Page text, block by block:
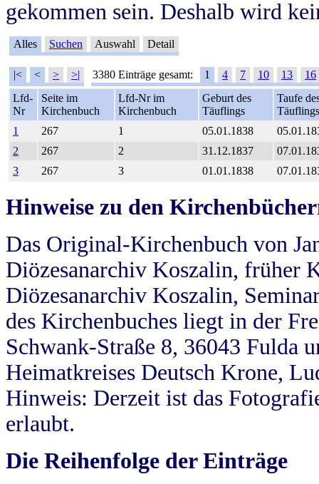
gekommen sein. Deshalb wird
Alles Suchen Auswahl Detail
|< < > >| 3380 Einträge gesamt: 1 4 7 10 13
16
Lfd-
Nr
Seite im
Kirchenbuch
Lfd-Nr im
Kirchenbuch
Geburt des
Täuflings
Taufe
Täuflings
1
267 1 05.01.1838
2
267 2 31.12.1837
3
267 3 01.01.1838
Hinweise zu den
Das Original-Kirchenbuch von
Diözesanarchiv Koszalin, früher
Diözesanarchiv Koszalin,
des Kirchenbuches liegt in der
Schwank-Straße 8, 36043 Fulda
Heimatkreises Deutsch Krone,
Hinweis: Derzeit ist das
erlaubt.
Die Reihenfolge der Einträge